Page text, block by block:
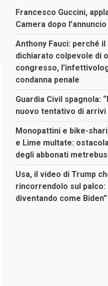
Francesco Guccini,
Camera dopo
Anthony Fauci: perché il
dichiarato colpevole di
congresso,
condanna penale
Guardia Civil spagnola:
nuovo tentativo di arrivi
Monopattini e bike-
e Lime multate:
degli abbonati metrebus
Usa, il video di Trump
rincorrendolo sul palco:
diventando come Biden”